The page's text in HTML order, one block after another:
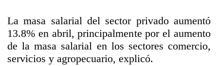
La masa salarial del sector privado aumentó
13.8% en abril, principalmente por el aumento
de la masa salarial en los sectores comercio,
servicios y agropecuario, explicó.